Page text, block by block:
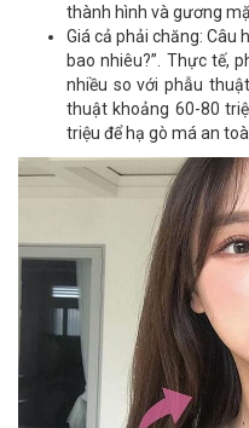
thành hình và gương
Giá cả phải chăng: Câu
bao nhiêu?”. Thực tế,
nhiều so với phẫu
thuật khoảng 60-80
triệu để hạ gò má an